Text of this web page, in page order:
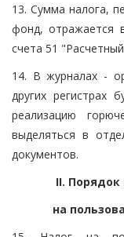
13. Сумма налога,
фонд, отражается
счета 51
14. В журналах -
других регистрах
реализацию
выделяться в
документов.
II. Порядок
на